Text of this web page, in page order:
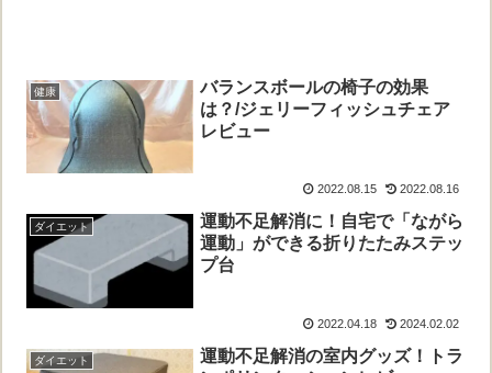
健康
バランスボールの椅子の効果
は？/ジェリーフィッシュチェア
レビュー
2022.08.15 2022.08.16
ダイエット
運動不足解消に！自宅で「ながら
運動」ができる折りたたみステッ
プ台
2022.04.18 2024.02.02
ダイエット
運動不足解消の室内グッズ！トラ